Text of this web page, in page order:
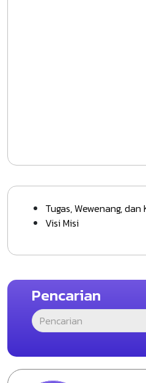
Tugas, Wewenang, dan
Visi Misi
Pencarian